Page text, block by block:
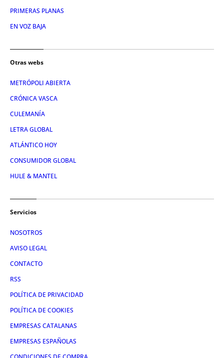
PRIMERAS PLANAS
EN VOZ BAJA
Otras webs
METRÓPOLI ABIERTA
CRÓNICA VASCA
CULEMANÍA
LETRA GLOBAL
ATLÁNTICO HOY
CONSUMIDOR GLOBAL
HULE & MANTEL
Servicios
NOSOTROS
AVISO LEGAL
CONTACTO
RSS
POLÍTICA DE PRIVACIDAD
POLÍTICA DE COOKIES
EMPRESAS CATALANAS
EMPRESAS ESPAÑOLAS